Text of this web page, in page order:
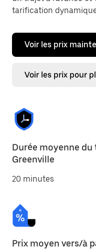
tarification
Voir les prix
Voir les prix pour
Durée moyenne
Greenville
20 minutes
Prix moyen vers/à